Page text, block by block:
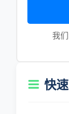
我
快